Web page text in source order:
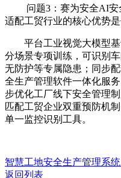
问题3：赛为安全AI
适配工贸行业的核心优势是
平台工业视觉大模型
分场景专项训练，可识别
无防护等专属隐患；同步
全生产管理软件一体化服
步优化工厂线下安全管理
匹配工贸企业双重预防机
单一监控识别工具。
智慧工地安全生产管理系
返回列表